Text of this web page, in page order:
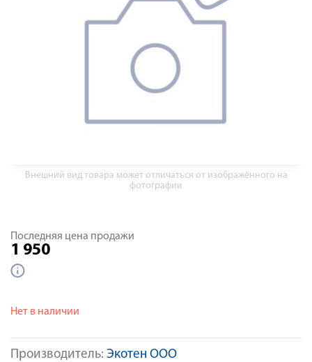
Внешний вид товара может отличаться от изображённого на
фотографии
Производитель: Экотен ООО
Последняя цена продажи
1 950
Нет в наличии